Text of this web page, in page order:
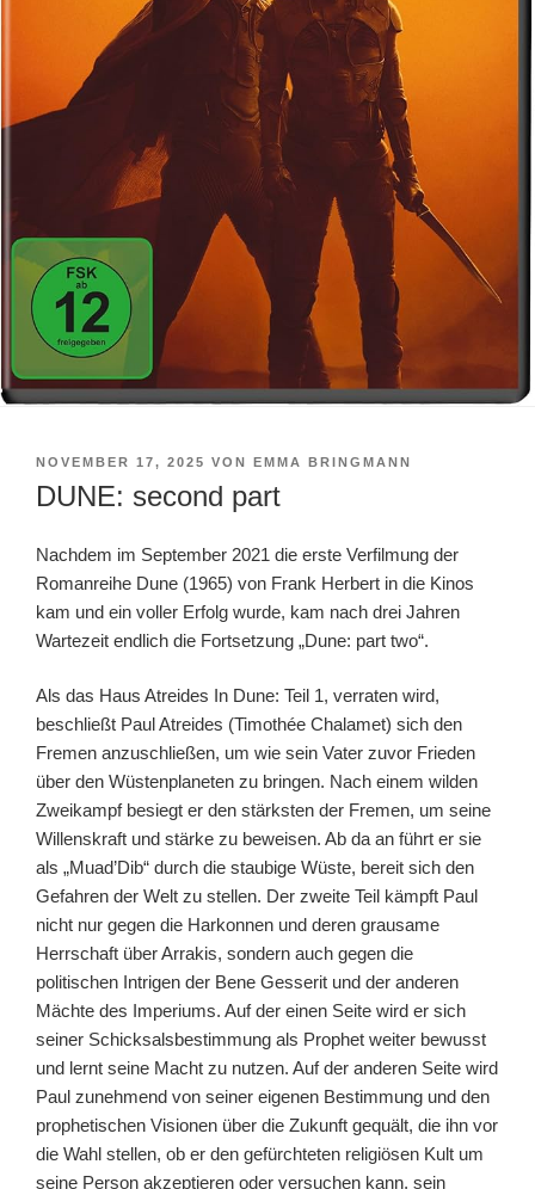
VERÖFFENTLICHT
NOVEMBER 17, 2025 VON EMMA BRINGMANN
DUNE: second part
Nachdem im September 2021 die erste Verfilmung der
Romanreihe Dune (1965) von Frank Herbert in die Kinos
kam und ein voller Erfolg wurde, kam nach drei Jahren
Wartezeit endlich die Fortsetzung „Dune: part two“.
Als das Haus Atreides In Dune: Teil 1, verraten wird,
beschließt Paul Atreides (Timothée Chalamet) sich den
Fremen anzuschließen, um wie sein Vater zuvor Frieden
über den Wüstenplaneten zu bringen. Nach einem wilden
Zweikampf besiegt er den stärksten der Fremen, um seine
Willenskraft und stärke zu beweisen. Ab da an führt er sie
als „Muad’Dib“ durch die staubige Wüste, bereit sich den
Gefahren der Welt zu stellen. Der zweite Teil kämpft Paul
nicht nur gegen die Harkonnen und deren grausame
Herrschaft über Arrakis, sondern auch gegen die
politischen Intrigen der Bene Gesserit und der anderen
Mächte des Imperiums. Auf der einen Seite wird er sich
seiner Schicksalsbestimmung als Prophet weiter bewusst
und lernt seine Macht zu nutzen. Auf der anderen Seite wird
Paul zunehmend von seiner eigenen Bestimmung und den
prophetischen Visionen über die Zukunft gequält, die ihn vor
die Wahl stellen, ob er den gefürchteten religiösen Kult um
seine Person akzeptieren oder versuchen kann, sein